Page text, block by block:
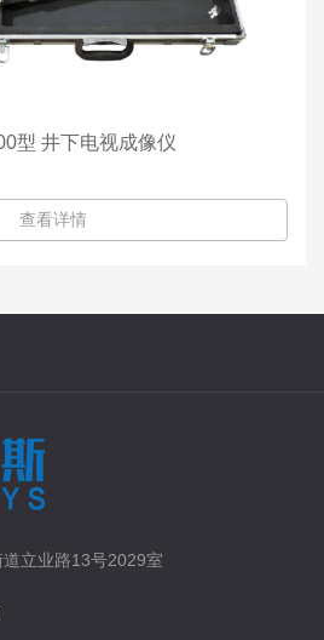
型 井下电视成像仪
查看详情
立业路13号2029室